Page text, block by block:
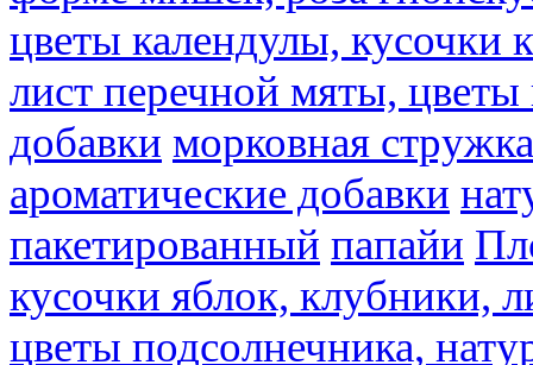
цветы календулы, кусочки
лист перечной мяты,
добавки морковная стружка
ароматические добавки
пакетированный папайи
кусочки яблок, клубники,
цветы подсолнечника,